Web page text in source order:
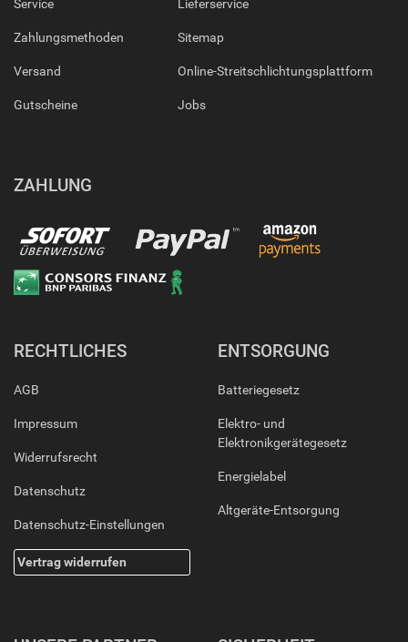
Service
Zahlungsmethoden
Versand
Gutscheine
Lieferservice
Sitemap
Online-Streitschlichtungsplattform
Jobs
ZAHLUNG
RECHTLICHES
AGB
Impressum
Widerrufsrecht
Datenschutz
Datenschutz-Einstellungen
Vertrag widerrufen
ENTSORGUNG
Batteriegesetz
Elektro- und
Elektronikgerätegesetz
Energielabel
Altgeräte-Entsorgung